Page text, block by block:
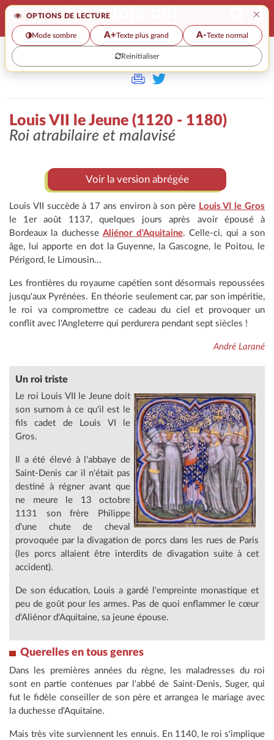
OPTIONS DE LECTURE ×
Mode sombre A+Texte plus grand A-Texte normal
Reinitialiser
>>
Louis VII le Jeune (1120 - 1180)
Roi atrabilaire et malavisé
Voir la version abrégée
Louis VII succède à 17 ans environ à son père Louis VI le Gros
le 1er août 1137, quelques jours après avoir épousé à
Bordeaux la duchesse Aliénor d'Aquitaine. Celle-ci, qui a son
âge, lui apporte en dot la Guyenne, la Gascogne, le Poitou, le
Périgord, le Limousin...
Les frontières du royaume capétien sont désormais repoussées
jusqu'aux Pyrénées. En théorie seulement car, par son impéritie,
le roi va compromettre ce cadeau du ciel et provoquer un
conflit avec l'Angleterre qui perdurera pendant sept siècles !
André Larané
Un roi triste
Le roi Louis VII le Jeune doit
son surnom à ce qu'il est le
fils cadet de Louis VI le
Gros.
Il a été élevé à l'abbaye de
Saint-Denis car il n'était pas
destiné à régner avant que
ne meure le 13 octobre
1131 son frère Philippe
d'une chute de cheval
provoquée par la divagation de porcs dans les rues de Paris
(les porcs allaient être interdits de divagation suite à cet
accident).
De son éducation, Louis a gardé l'empreinte monastique et
peu de goût pour les armes. Pas de quoi enflammer le cœur
d'Aliénor d'Aquitaine, sa jeune épouse.
Querelles en tous genres
Dans les premières années du règne, les maladresses du roi
sont en partie contenues par l'abbé de Saint-Denis, Suger, qui
fut le fidèle conseiller de son père et arrangea le mariage avec
la duchesse d'Aquitaine.
Mais très vite surviennent les ennuis. En 1140, le roi s'implique